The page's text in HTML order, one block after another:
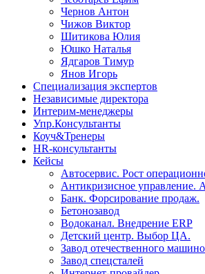
Чернов Антон
Чижов Виктор
Шитикова Юлия
Юшко Наталья
Ядгаров Тимур
Янов Игорь
Специализация экспертов
Независимые директора
Интерим-менеджеры
Упр.Консультанты
Коуч&Тренеры
HR-консультанты
Кейсы
Автосервис. Рост
Антикризисное управление.
Банк. Форсирование продаж.
Бетонозавод
Водоканал. Внедрение ERP
Детский центр. Выбор ЦА.
Завод отечественного
Завод спецсталей